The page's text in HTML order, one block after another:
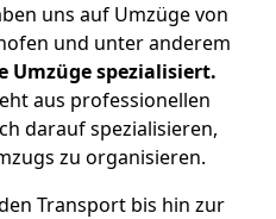
uns auf Umzüge von
und unter anderem
Umzüge spezialisiert.
aus professionellen
darauf spezialisieren,
zu organisieren.
Transport bis hin zur